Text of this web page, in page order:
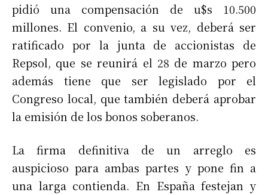
pidió una compensación de u$s 10.500
millones. El convenio, a su vez, deberá ser
ratificado por la junta de accionistas de
Repsol, que se reunirá el 28 de marzo pero
además tiene que ser legislado por el
Congreso local, que también deberá aprobar
la emisión de los bonos soberanos.
La firma definitiva de un arreglo es
auspicioso para ambas partes y pone fin a
una larga contienda. En España festejan y